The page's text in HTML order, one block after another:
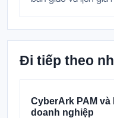
Đi tiếp theo
CyberArk PAM
doanh nghiệp